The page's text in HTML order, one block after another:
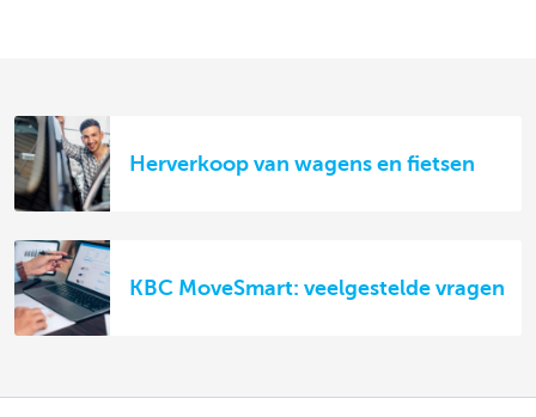
Herverkoop van wagens en fietsen
KBC MoveSmart: veelgestelde vragen